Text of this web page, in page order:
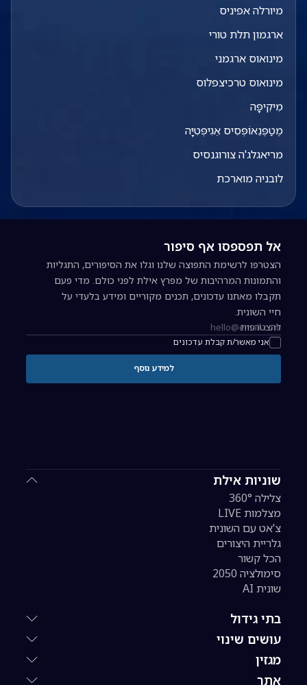
מיורלה אפיניס
ארגמון תלת טורי
מינואוס ארגמני
מינואוס טרכיצפלוס
מִיקִיפָּה
מֶטַפֶּנֵאוֹפְּסִיס אֵגִיפְּטִיָּה
מריאגלג'ה צורוגנסיס
לובניה מוארכת
שוניות אילת
צלילה 360°
מצלמות LIVE
צ'אט עם השונית
גלריית היצורים
הכל קשור
סימולציה 2050
שונית AI
בתי גידול
עושים שינוי
מגזין
אתר
אל תפספסו אף סיפור
הצטרפו לרשימת התפוצה שלנו וגלו את הסיפורים, התגליות
והתמונות המרהיבות של מפרץ אילת לפני כולם. מדי פעם
תקבלו מאתנו עדכונים, תכנים מקוריים ומידע בלעדי על
חיי השונית.
כתובת אימייל להרשמה לניוזלטר
אני מאשר/ת קבלת עדכונים
להצטרפות
למידע נוסף